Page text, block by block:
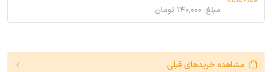
مبلغ: ۱۴۰,۰۰۰ تومان
مشاهده خریدهای قبلی